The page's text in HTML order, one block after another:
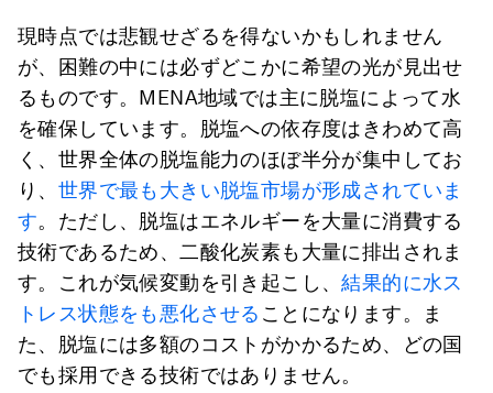
現時点では悲観せざるを得ないかもしれません
が、困難の中には必ずどこかに希望の光が見出せ
るものです。MENA地域では主に脱塩によって水
を確保しています。脱塩への依存度はきわめて高
く、世界全体の脱塩能力のほぼ半分が集中してお
り、 世界で最も大きい脱塩市場が形成されていま
す。ただし、脱塩はエネルギーを大量に消費する
技術であるため、二酸化炭素も大量に排出されま
す。これが気候変動を引き起こし、結果的に水ス
トレス状態をも悪化させる ことになります。ま
た、脱塩には多額のコストがかかるため、どの国
でも採用できる技術ではありません。